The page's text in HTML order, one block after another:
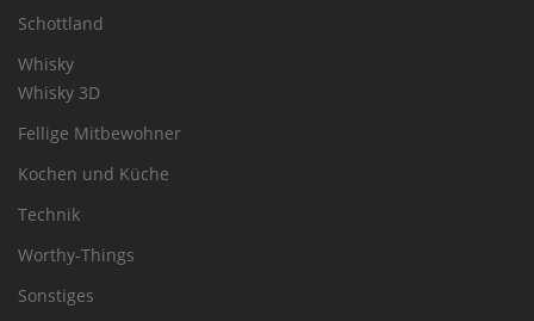
Schottland
Whisky
Whisky 3D
Fellige Mitbewohner
Kochen und Küche
Technik
Worthy-Things
Sonstiges